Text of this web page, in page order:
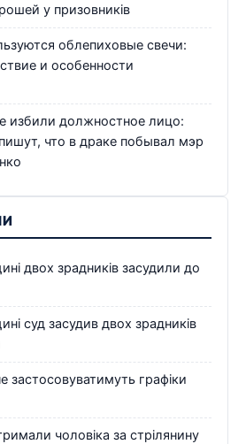
у призовників
облепиховые свечи:
и особенности
избили должностное лицо:
что в драке побывал мэр
двох зрадників засудили до
суд засудив двох зрадників
застосовуватимуть графіки
чоловіка за стрілянину